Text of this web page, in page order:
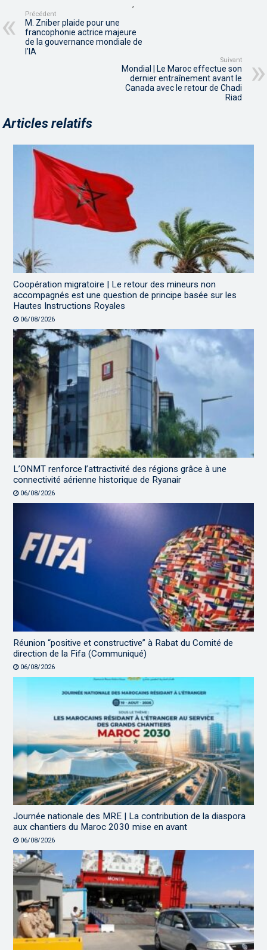
,
Précédent
M. Zniber plaide pour une
francophonie actrice majeure
de la gouvernance mondiale de
l’IA
Suivant
Mondial | Le Maroc effectue son
dernier entraînement avant le
Canada avec le retour de Chadi
Riad
Articles relatifs
Coopération migratoire | Le retour des mineurs non
accompagnés est une question de principe basée sur les
Hautes Instructions Royales
06/08/2026
L’ONMT renforce l’attractivité des régions grâce à une
connectivité aérienne historique de Ryanair
06/08/2026
Réunion “positive et constructive” à Rabat du Comité de
direction de la Fifa (Communiqué)
06/08/2026
Journée nationale des MRE | La contribution de la diaspora
aux chantiers du Maroc 2030 mise en avant
06/08/2026